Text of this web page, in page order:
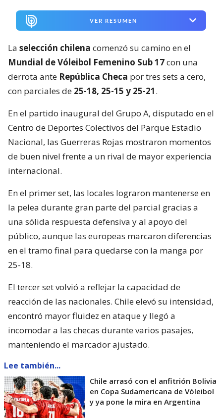
VER RESUMEN
La selección chilena comenzó su camino en el
Mundial de Vóleibol Femenino Sub 17con una
derrota ante República Checa por tres sets a cero,
con parciales de 25-18, 25-15 y 25-21.
En el partido inaugural del Grupo A, disputado en el
Centro de Deportes Colectivos del Parque Estadio
Nacional, las Guerreras Rojas mostraron momentos
de buen nivel frente a un rival de mayor experiencia
internacional.
En el primer set, las locales lograron mantenerse en
la pelea durante gran parte del parcial gracias a
una sólida respuesta defensiva y al apoyo del
público, aunque las europeas marcaron diferencias
en el tramo final para quedarse con la manga por
25-18.
El tercer set volvió a reflejar la capacidad de
reacción de las nacionales. Chile elevó su intensidad,
encontró mayor fluidez en ataque y llegó a
incomodar a las checas durante varios pasajes,
manteniendo el marcador ajustado.
Lee también...
Chile arrasó con el anfitrión Bolivia
en Copa Sudamericana de Vóleibol
y ya pone la mira en Argentina